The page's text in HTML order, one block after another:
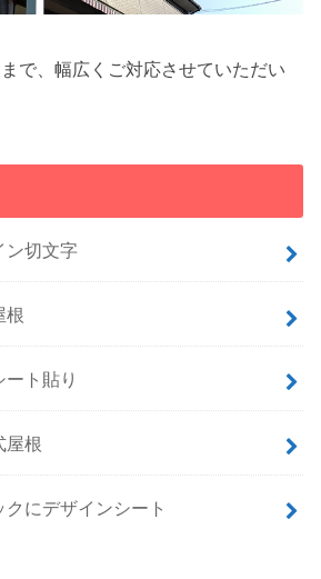
で、幅広くご対応させていただい
ン切文字
根
ート貼り
根
にデザインシート